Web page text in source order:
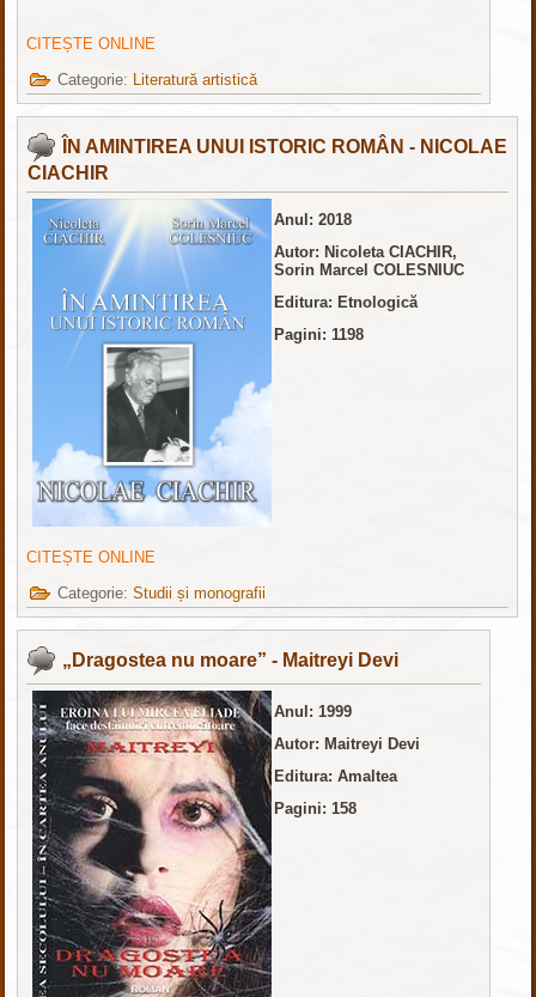
CITEȘTE ONLINE
Categorie:
Literatură artistică
ÎN AMINTIREA UNUI ISTORIC ROMÂN - NICOLAE
CIACHIR
Anul: 2018
Autor: Nicoleta CIACHIR,
Sorin Marcel COLESNIUC
Editura: Etnologică
Pagini: 1198
CITEȘTE ONLINE
Categorie:Studii și monografii
„Dragostea nu moare” - Maitreyi Devi
Anul: 1999
Autor: Maitreyi Devi
Editura: Amaltea
Pagini: 158